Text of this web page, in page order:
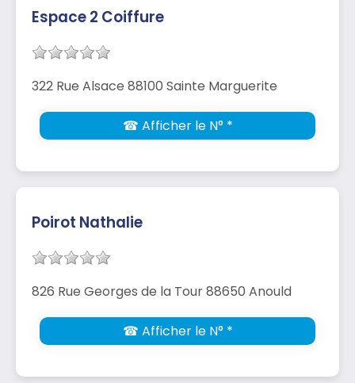
Espace 2 Coiffure
322 Rue Alsace 88100 Sainte Marguerite
☎ Afficher le N° *
Poirot Nathalie
826 Rue Georges de la Tour 88650 Anould
☎ Afficher le N° *